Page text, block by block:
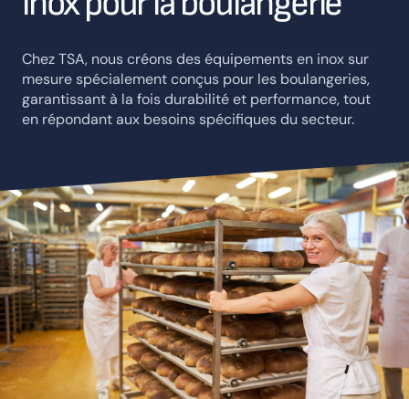
Chez TSA, nous créons des équipements en inox sur
mesure spécialement conçus pour les boulangeries,
garantissant à la fois durabilité et performance, tout
en répondant aux besoins spécifiques du secteur.